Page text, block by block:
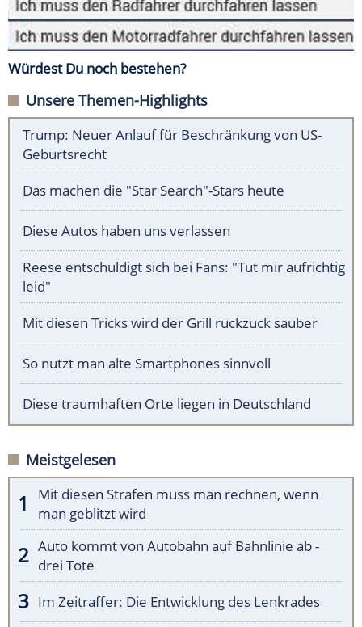
Würdest Du noch bestehen?
Unsere Themen-Highlights
Trump: Neuer Anlauf für Beschränkung von US-
Geburtsrecht
Das machen die "Star Search"-Stars heute
Diese Autos haben uns verlassen
Reese entschuldigt sich bei Fans: "Tut mir aufrichtig
leid"
Mit diesen Tricks wird der Grill ruckzuck sauber
So nutzt man alte Smartphones sinnvoll
Diese traumhaften Orte liegen in Deutschland
Meistgelesen
Mit diesen Strafen muss man rechnen, wenn
man geblitzt wird
Auto kommt von Autobahn auf Bahnlinie ab -
drei Tote
Im Zeitraffer: Die Entwicklung des Lenkrades